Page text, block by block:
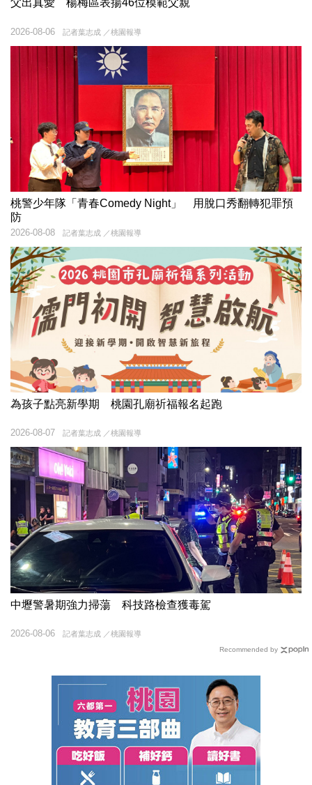
父出真愛 楊梅區表揚46位模範父親
記者葉志成 ／桃園報導
2026-08-06
桃警少年隊「青春Comedy Night」 用脫口秀翻轉犯罪預
防
記者葉志成 ／桃園報導
2026-08-08
為孩子點亮新學期 桃園孔廟祈福報名起跑
記者葉志成 ／桃園報導
2026-08-07
中壢警暑期強力掃蕩 科技路檢查獲毒駕
記者葉志成 ／桃園報導
2026-08-06
Recommended by